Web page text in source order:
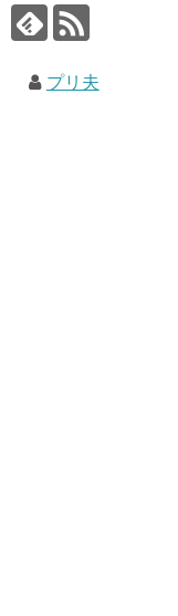
プリ夫